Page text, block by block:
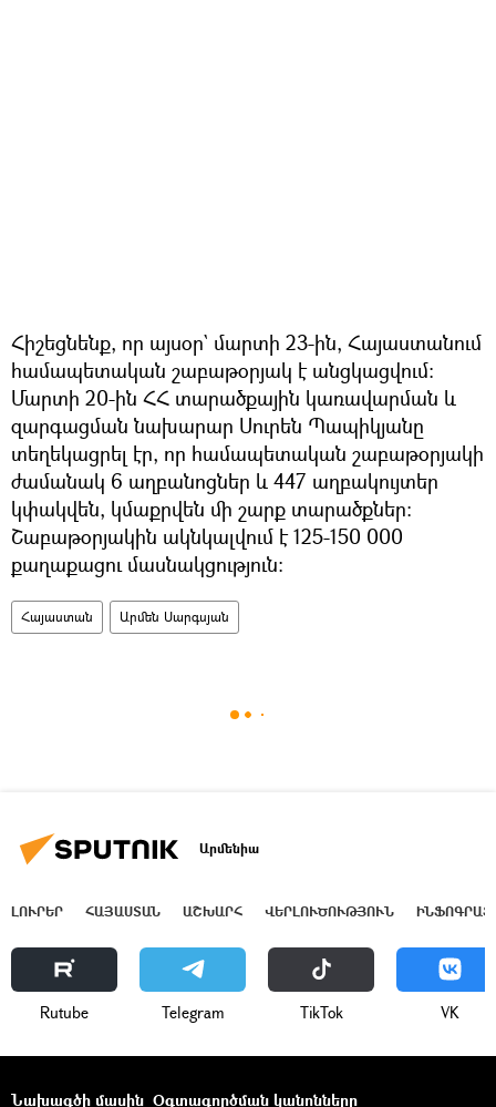
Հիշեցնենք, որ այսօր` մարտի 23-ին, Հայաստանում
համապետական շաբաթօրյակ է անցկացվում։
Մարտի 20-ին ՀՀ տարածքային կառավարման և
զարգացման նախարար Սուրեն Պապիկյանը
տեղեկացրել էր, որ համապետական շաբաթօրյակի
ժամանակ 6 աղբանոցներ և 447 աղբակույտեր
կփակվեն, կմաքրվեն մի շարք տարածքներ:
Շաբաթօրյակին ակնկալվում է 125-150 000
քաղաքացու մասնակցություն։
Հայաստան Արմեն Սարգսյան
Արմենիա
ԼՈՒՐԵՐ ՀԱՅԱՍՏԱՆ ԱՇԽԱՐՀ ՎԵՐԼՈՒԾՈՒԹՅՈՒՆ
Rutube Telegram ТikТоk VK
Նախագծի մասին Օգտագործման կանոնները